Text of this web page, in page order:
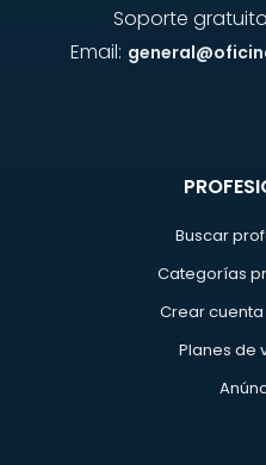
Soporte
Email:
Buscar
Categorías
Crear
Planes de